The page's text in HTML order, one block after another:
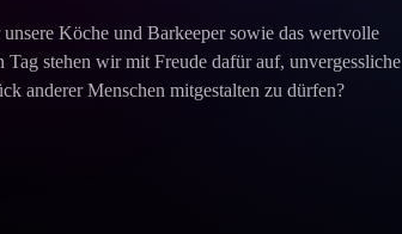
Köche und Barkeeper sowie das wertvolle
Tag stehen wir mit Freude dafür auf, unvergessliche
anderer Menschen mitgestalten zu dürfen?